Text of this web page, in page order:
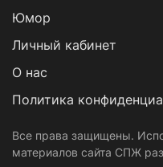
Юмор
Личный кабинет
О нас
Политика
Все права защищены.
материалов сайта СПЖ